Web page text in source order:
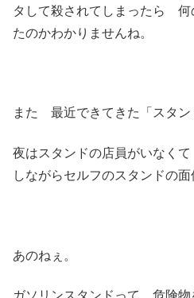
タして殺されてしまったら 何
たのかわかりませんね。
また 最近できてきた「スタン
夜はスタンドの店員がいなく
しながらセルフのスタンドの面
あのねぇ。
ガソリンスタンドって 危険物